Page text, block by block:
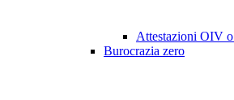
Attestazioni OIV o
Burocrazia zero